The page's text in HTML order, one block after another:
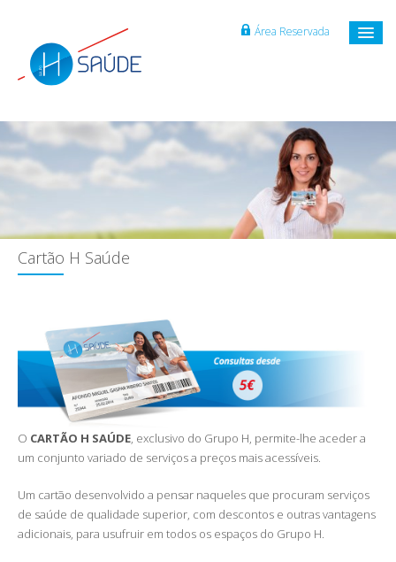
Área Reservada
Cartão H Saúde
O CARTÃO H SAÚDE, exclusivo do Grupo H, permite-lhe aceder a
um conjunto variado de serviços a preços mais acessíveis.
Um cartão desenvolvido a pensar naqueles que procuram serviços
de saúde de qualidade superior, com descontos e outras vantagens
adicionais, para usufruir em todos os espaços do Grupo H.